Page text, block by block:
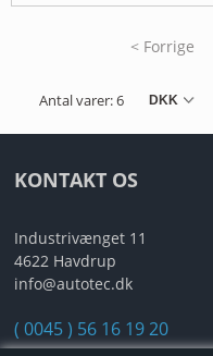
< Forrige
Antal varer: 6
KONTAKT OS
Industrivænget 11
4622 Havdrup
info@autotec.dk
( 0045 ) 56 16 19 20